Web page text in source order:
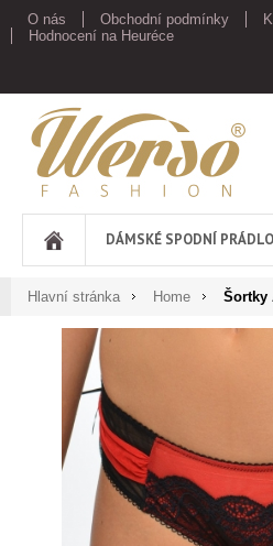
O nás Obchodní podmínky
Hodnocení na Heuréce
Werso
DÁMSKÉ SPODNÍ PRÁDLO
Hlavní stránka Home Šortky